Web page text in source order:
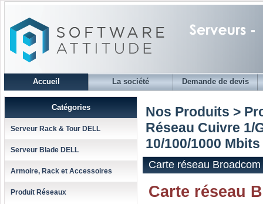
Accueil La société Demande de devis
Catégories
Serveur Rack & Tour DELL
Serveur Blade DELL
Armoire, Rack et Accessoires
Produit Réseaux
Nos Produits >
Réseau Cuivre 1/
10/100/1000
Carte réseau
Carte réseau